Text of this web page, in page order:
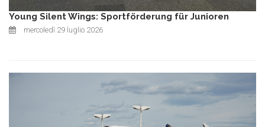
Young Silent Wings: Sportförderung für Junioren
mercoledì 29 luglio 2026